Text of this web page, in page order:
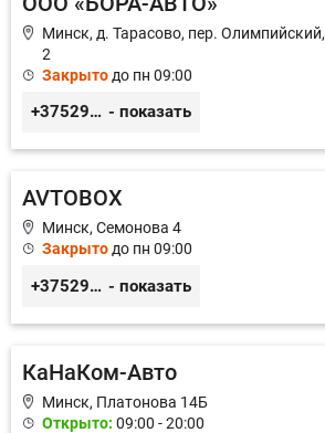
Минск, д. Тарасово, пер. Олимпийский,
2
Закрыто до пн 09:00
+375296577676 - показать
AVTOBOX
Минск, Семонова 4
Закрытодо пн 09:00
+375296300492 - показать
КаНаКом-Авто
Минск, Платонова 14Б
Открыто: 09:00 - 20:00